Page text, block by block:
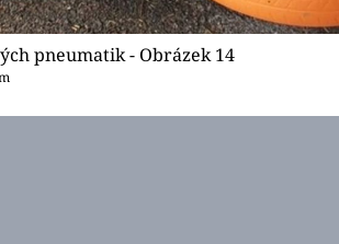
pneumatik - Obrázek 14